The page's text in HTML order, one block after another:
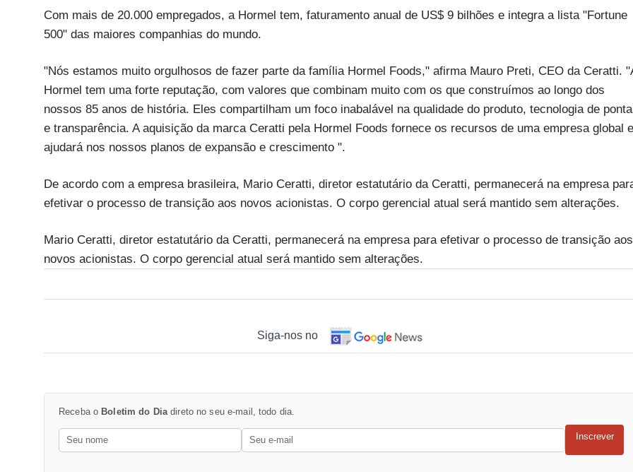
Com mais de 20.000 empregados, a Hormel tem, faturamento anual de US$ 9 bilhões e integra a lista "Fortune
500" das maiores companhias do mundo.
"Nós estamos muito orgulhosos de fazer parte da família Hormel Foods," afirma Mauro Preti, CEO da Ceratti.
Hormel tem uma forte reputação, com valores que combinam muito com os que construímos ao longo dos
nossos 85 anos de história. Eles compartilham um foco inabalável na qualidade do produto, tecnologia de ponta
e transparência. A aquisição da marca Ceratti pela Hormel Foods fornece os recursos de uma empresa global e
ajudará nos nossos planos de expansão e crescimento ".
De acordo com a empresa brasileira, Mario Ceratti, diretor estatutário da Ceratti, permanecerá na empresa
efetivar o processo de transição aos novos acionistas. O corpo gerencial atual será mantido sem alterações.
Mario Ceratti, diretor estatutário da Ceratti, permanecerá na empresa para efetivar o processo de transição aos
novos acionistas. O corpo gerencial atual será mantido sem alterações.
Siga-nos no
Receba o Boletim do Dia direto no seu e-mail, todo dia.
Inscrever